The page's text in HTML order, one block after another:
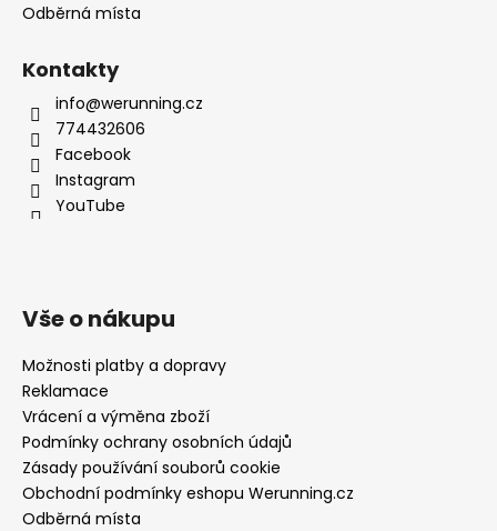
Odběrná místa
Kontakty
info@werunning.cz
774432606
Facebook
Instagram
YouTube
Vše o nákupu
Možnosti platby a dopravy
Reklamace
Vrácení a výměna zboží
Podmínky ochrany osobních údajů
Zásady používání souborů cookie
Obchodní podmínky eshopu Werunning.cz
Odběrná místa